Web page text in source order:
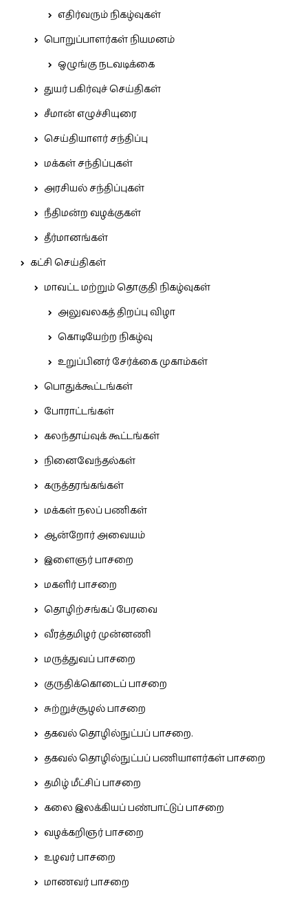
எதிர்வரும் நிகழ்வுகள்
பொறுப்பாளர்கள் நியமனம்
ஒழுங்கு நடவடிக்கை
துயர் பகிர்வுச் செய்திகள்
சீமான் எழுச்சியுரை
செய்தியாளர் சந்திப்பு
மக்கள் சந்திப்புகள்
அரசியல் சந்திப்புகள்
நீதிமன்ற வழக்குகள்
தீர்மானங்கள்
கட்சி செய்திகள்
மாவட்ட மற்றும் தொகுதி நிகழ்வுகள்
அலுவலகத் திறப்பு விழா
கொடியேற்ற நிகழ்வு
உறுப்பினர் சேர்க்கை முகாம்கள்
பொதுக்கூட்டங்கள்
போராட்டங்கள்
கலந்தாய்வுக் கூட்டங்கள்
நினைவேந்தல்கள்
கருத்தரங்கங்கள்
மக்கள் நலப் பணிகள்
ஆன்றோர் அவையம்
இளைஞர் பாசறை
மகளிர் பாசறை
தொழிற்சங்கப் பேரவை
வீரத்தமிழர் முன்னணி
மருத்துவப் பாசறை
குருதிக்கொடைப் பாசறை
சுற்றுச்சூழல் பாசறை
தகவல் தொழில்நுட்பப் பாசறை.
தகவல் தொழில்நுட்பப் பணியாளர்கள் பாசறை
தமிழ் மீட்சிப் பாசறை
கலை இலக்கியப் பண்பாட்டுப் பாசறை
வழக்கறிஞர் பாசறை
உழவர் பாசறை
மாணவர் பாசறை